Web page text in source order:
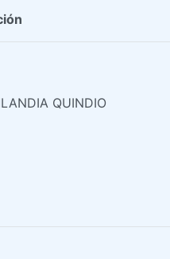
QUINDIO